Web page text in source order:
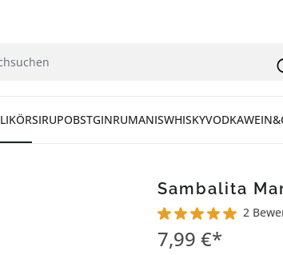
LIKÖRSIRUPOBSTGINRUMANISWHISKYVODKA
Sambalita
Durchschnittliche
2
7,99 €*